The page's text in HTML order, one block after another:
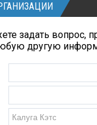
задать вопрос,
другую